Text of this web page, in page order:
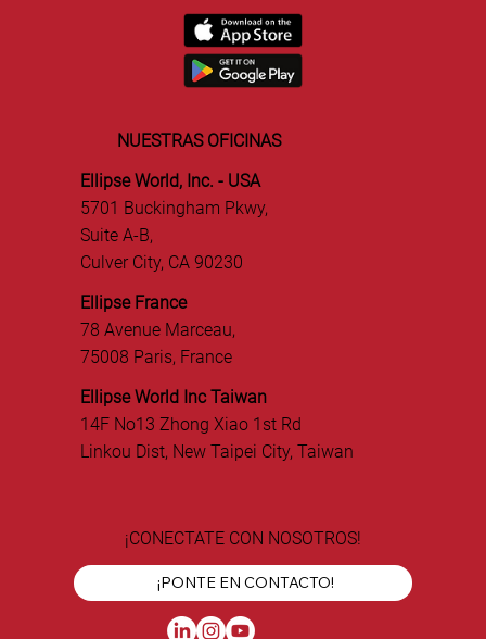
NUESTRAS OFICINAS
Ellipse World, Inc. - USA
5701 Buckingham Pkwy,
Suite A-B,
Culver City, CA 90230
Ellipse France
78 Avenue Marceau,
75008 Paris, France
Ellipse World Inc Taiwan
14F No13 Zhong Xiao 1st Rd
Linkou Dist, New Taipei City, Taiwan
¡CONECTATE CON NOSOTROS!
¡PONTE EN CONTACTO!